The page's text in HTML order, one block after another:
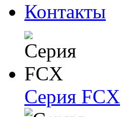
Контакты
Серия FCX